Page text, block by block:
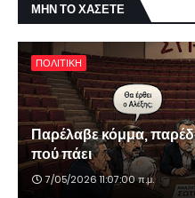
ΜΗΝ ΤΟ ΧΑΣΕΤΕ
ΠΟΛΙΤΙΚΗ
Παρέλαβε κόμμα,
πού πάει
7/05/2026 11:07:00 π.μ.